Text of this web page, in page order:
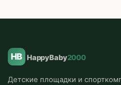
HB HappyBaby2000
Детские площадки и